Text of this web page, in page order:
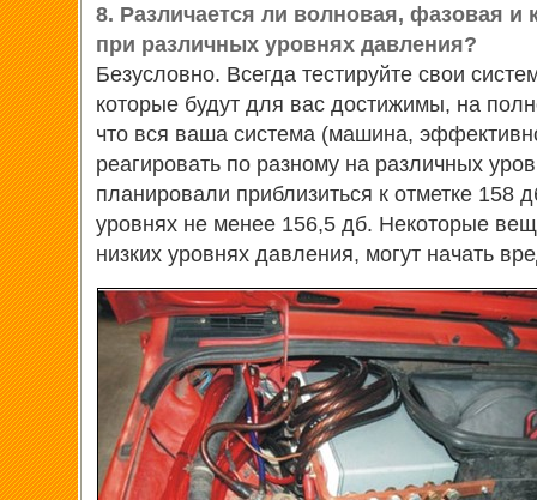
8. Различается ли волновая, фазовая и
при различных уровнях давления?
Безусловно. Всегда тестируйте свои
которые будут для вас достижимы, на
что вся ваша система (машина,
реагировать по разному на различных
планировали приблизиться к отметке 158
уровнях не менее 156,5 дб. Некоторые
низких уровнях давления, могут начать